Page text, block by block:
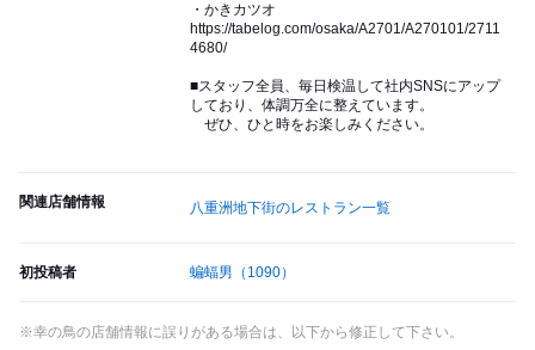
・かきカツオ
https://tabelog.com/osaka/A2701/A270101/2711
4680/
■スタッフ全員、毎日検温して社内SNSにアップ
しており、体調万全に整えています。
ぜひ、ひと時をお楽しみください。
関連店舗情報 八重洲地下街のレストラン一覧
初投稿者 蝙蝠男 （1090）
※幸の鳥の店舗情報に誤りがある場合は、以下から修正して下さい。